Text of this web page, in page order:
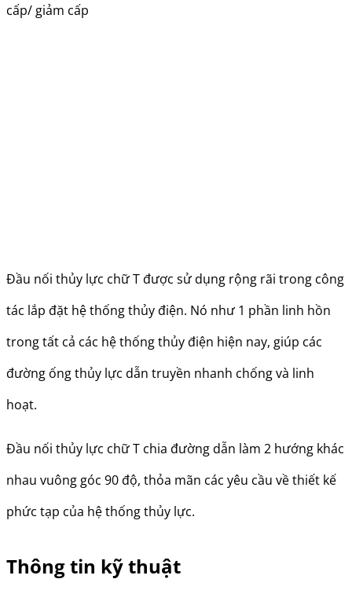
cấp/ giảm cấp
Đầu nối thủy lực chữ T được sử dụng rộng rãi trong công
tác lắp đặt hệ thống thủy điện. Nó như 1 phần linh hồn
trong tất cả các hệ thống thủy điện hiện nay, giúp các
đường ống thủy lực dẫn truyền nhanh chống và linh
hoạt.
Đầu nối thủy lực chữ T chia đường dẫn làm 2 hướng khác
nhau vuông góc 90 độ, thỏa mãn các yêu cầu về thiết kế
phức tạp của hệ thống thủy lực.
Thông tin kỹ thuật